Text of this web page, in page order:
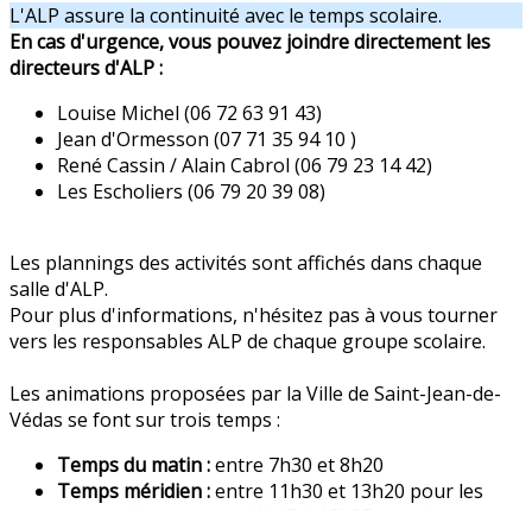
L'ALP assure la continuité avec le temps scolaire.
En cas d'urgence, vous pouvez joindre directement les
directeurs d'ALP :
Louise Michel (06 72 63 91 43)
Jean d'Ormesson (07 71 35 94 10 )
René Cassin / Alain Cabrol (06 79 23 14 42)
Les Escholiers (06 79 20 39 08)
Les plannings des activités sont affichés dans chaque
salle d'ALP.
Pour plus d'informations, n'hésitez pas à vous tourner
vers les responsables ALP de chaque groupe scolaire.
Les animations proposées par la Ville de Saint-Jean-de-
Védas se font sur trois temps :
Temps du matin :entre 7h30 et 8h20
Temps méridien :entre 11h30 et 13h20 pour les